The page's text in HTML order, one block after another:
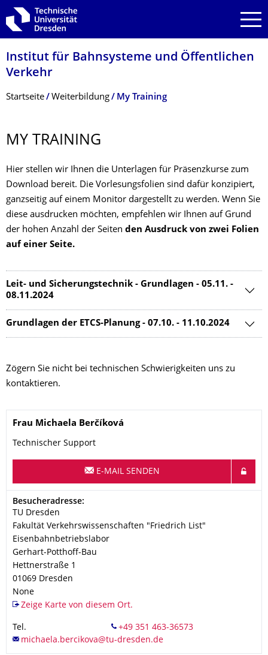
Zur Hauptnavigation springen
Zur Suche springen
Zum Inhalt springen
Institut für Bahnsysteme und Öffentlichen
Verkehr
Breadcrumb-Menü
Startseite Weiterbildung My Training
MY TRAINING
Hier stellen wir Ihnen die Unterlagen für Präsenzkurse zum
Download bereit. Die Vorlesungsfolien sind dafür konzipiert,
ganzseitig auf einem Monitor dargestellt zu werden. Wenn Sie
diese ausdrucken möchten, empfehlen wir Ihnen auf Grund
der hohen Anzahl der Seiten den Ausdruck von zwei Folien
auf einer Seite.
Leit- und Sicherungstechnik - Grundlagen - 05.11. -
08.11.2024
Grundlagen der ETCS-Planung - 07.10. - 11.10.2024
Zögern Sie nicht bei technischen Schwierigkeiten uns zu
kontaktieren.
Name
Frau Michaela Berčíková
Technischer Support
E-MAIL SENDEN
Adresse
Besucheradresse:
TU Dresden
Fakultät Verkehrswissenschaften "Friedrich List"
Eisenbahnbetriebslabor
Gerhart-Potthoff-Bau
Hettnerstraße 1
01069 Dresden
None
Zeige Karte von diesem Ort.
Tel.